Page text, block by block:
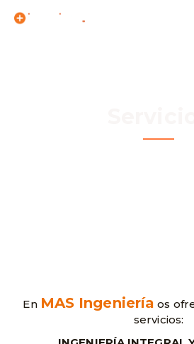
En MAS Ingeniería os
servicios: